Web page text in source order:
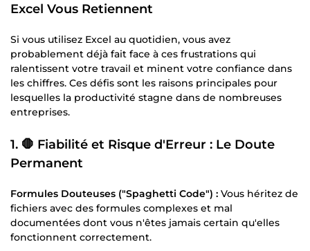
Excel Vous Retiennent
Si vous utilisez Excel au quotidien, vous avez
probablement déjà fait face à ces frustrations qui
ralentissent votre travail et minent votre confiance dans
les chiffres. Ces défis sont les raisons principales pour
lesquelles la productivité stagne dans de nombreuses
entreprises.
1. 🛑 Fiabilité et Risque d'Erreur : Le Doute
Permanent
Formules Douteuses ("Spaghetti Code") : Vous héritez de
fichiers avec des formules complexes et mal
documentées dont vous n'êtes jamais certain qu'elles
fonctionnent correctement.